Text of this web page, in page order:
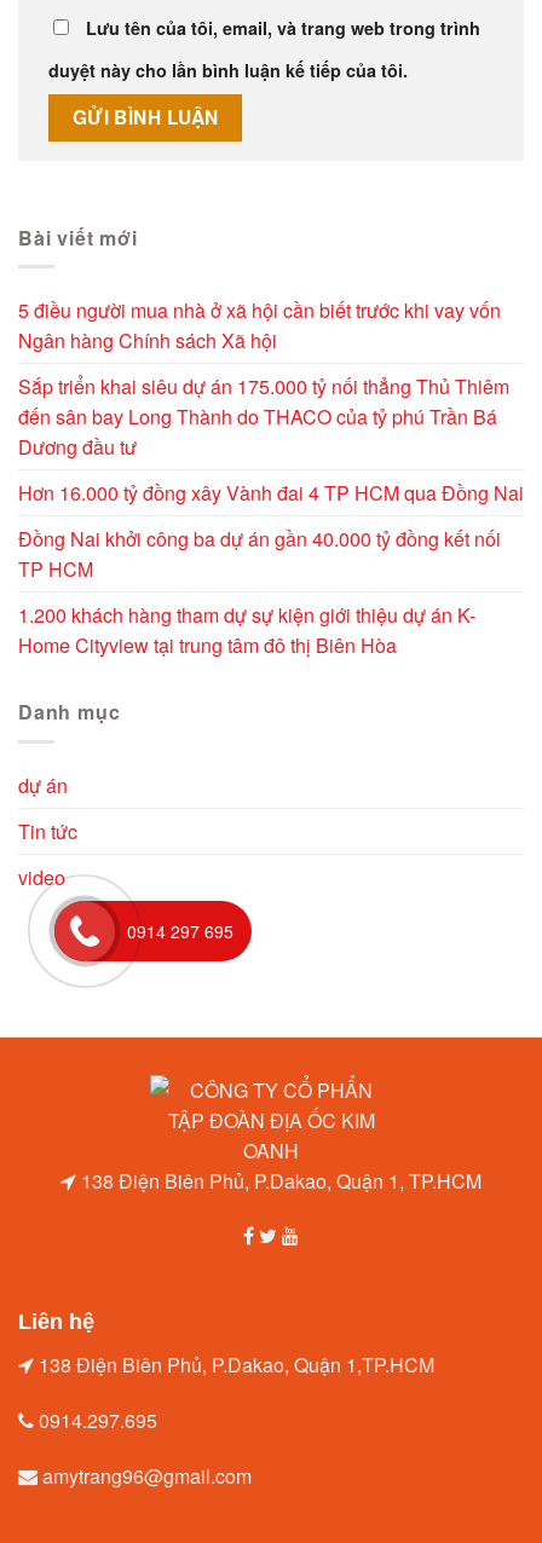
Lưu tên của tôi, email, và trang web trong trình
duyệt này cho lần bình luận kế tiếp của tôi.
Bài viết mới
5 điều người mua nhà ở xã hội cần biết trước khi vay vốn
Ngân hàng Chính sách Xã hội
Sắp triển khai siêu dự án 175.000 tỷ nối thẳng Thủ Thiêm
đến sân bay Long Thành do THACO của tỷ phú Trần Bá
Dương đầu tư
Hơn 16.000 tỷ đồng xây Vành đai 4 TP HCM qua Đồng Nai
Đồng Nai khởi công ba dự án gần 40.000 tỷ đồng kết nối
TP HCM
1.200 khách hàng tham dự sự kiện giới thiệu dự án K-
Home Cityview tại trung tâm đô thị Biên Hòa
Danh mục
dự án
Tin tức
video
138 Điện Biên Phủ, P.Dakao, Quận 1, TP.HCM
Liên hệ
138 Điện Biên Phủ, P.Dakao, Quận 1,TP.HCM
0914.297.695
amytrang96@gmail.com
0914 297 695